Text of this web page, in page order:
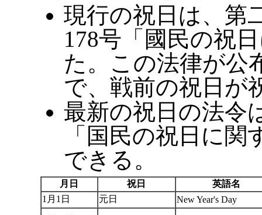
現行の祝日は、第
178号「國民の祝
た。この法律が公
で、戦前の祝日が
最新の祝日の法令
「国民の祝日に
できる。
月日 祝日
英語名
1月1日
元日 New Year's Day